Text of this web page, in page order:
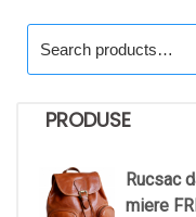
for:
PRODUSE
Rucsac
miere